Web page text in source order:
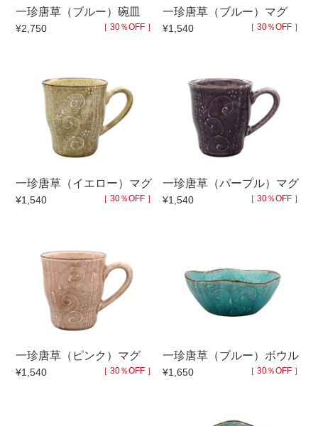
通常商品 セール商品 OUTLET 予約商
30％OFF未満 20％OFF
50％OFF～ 60％OFF
アイテム
カレー皿・パスタ皿 ランチプレート・仕切皿
蓋物
盛鉢 ご飯茶碗
小丼 ラーメン鉢・中華食器
マグカップ 蓋付マグ
一珍唐草（ブルー）碗皿
¥2,750 ［ 30％OFF ］
一珍唐草（ブルー）マグ
¥1,540 ［ 30％OFF ］
一珍唐草（イエロー）マグ
¥1,540 ［ 30％OFF ］
一珍唐草（パープル）マグ
¥1,540 ［ 30％OFF ］
一珍唐草（ピンク）マグ
¥1,540 ［ 30％OFF ］
一珍唐草（ブルー）ボウル
¥1,650 ［ 30％OFF ］